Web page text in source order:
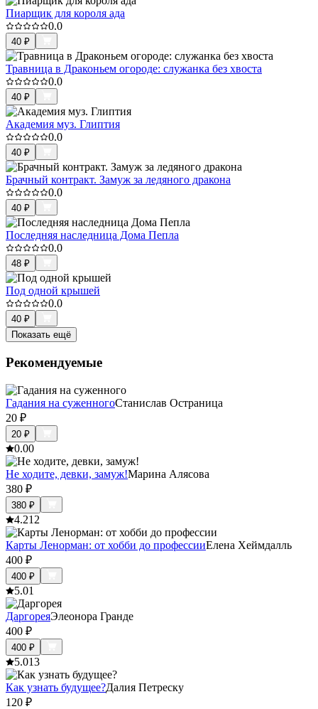
Пиарщик для короля ада
0.0
40 ₽
Травница в Драконьем огороде: служанка без хвоста
0.0
40 ₽
Академия муз. Глиптия
0.0
40 ₽
Брачный контракт. Замуж за ледяного дракона
0.0
40 ₽
Последняя наследница Дома Пепла
0.0
48 ₽
Под одной крышей
0.0
40 ₽
Показать ещё
Рекомендуемые
Гадания на суженногоСтанислав Остраница
20 ₽
20 ₽
0.00
Не ходите, девки, замуж!Марина Алясова
380 ₽
380 ₽
4.212
Карты Ленорман: от хобби до профессииЕлена Хеймдалль
400 ₽
400 ₽
5.01
ДаргореяЭлеонора Гранде
400 ₽
400 ₽
5.013
Как узнать будущее?Далия Петреску
120 ₽